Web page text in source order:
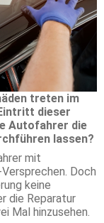
treten im
dieser
Autofahrer die
lassen?
mit
Doch
keine
die Reparatur
Mal hinzusehen.